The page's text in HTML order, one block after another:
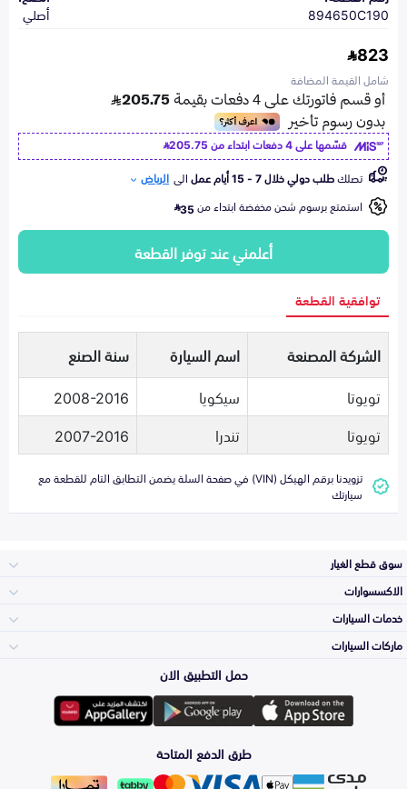
894650C190 أصلي
823
شامل القيمة المضافة
قسّمها على 4 دفعات ابتداء من
205.75
تصلكطلب دولي خلال 7 - 15 أيام عمل الى الرياض
استمتع برسوم شحن مخفضة ابتداء من35
أعلمني عند توفر القطعة
توافقية القطعة
الشركة المصنعة اسم السيارة
سنة الصنع
تويوتا
سيكويا
2008-2016
تويوتا
تندرا 2007-2016
تزويدنا برقم الهيكل (VIN) في صفحة السلة يضمن التطابق التام للقطعة مع
سيارتك
سوق قطع الغيار
المكائن، القيرات
وملحقاتها
الشمعات
والاصطبات (الاضاءة)
الاكسسوارات
لوازم الرحلات
خدمات السيارات
الأكثر مبيعاً
ماركات السيارات
تويوتا
هيونداي
حمل التطبيق الان
طرق الدفع المتاحة